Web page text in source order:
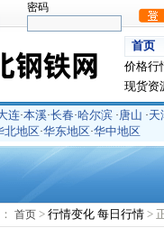
密码
首页
价格行
现货资
连·本溪·长春·哈尔滨 ·唐山 ·天
北地区·华东地区·华中地区
首页 > 行情变化 每日行情 >